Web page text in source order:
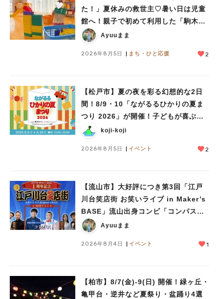
た！」夏休みの救世主♡暑い日は児童
館へ！親子で初めて利用した「駒木台
児童館」レポート
Ayuuまま
2026年8月5日 まち・ひと応援 2
【松戸市】夏の夜を彩る幻想的な2日
間！8/9・10「ながるるひかりの夏ま
つり 2026」が開催！子どもが喜ぶワ
ークショップや限定ヒーローショーも
koji-koji
2026年8月5日 イベント 2
【流山市】大好評につき第3回「江戸
川台笑店街 お笑いライブ in Maker’s
BASE」流山出身コンビ「コンパス」
も登場！8/23（日）
Ayuuまま
2026年8月4日 イベント 1
【柏市】8/7(金)‐9(日) 開催！緑ヶ丘・
亀甲台・逆井など夏祭り・盆踊り4選